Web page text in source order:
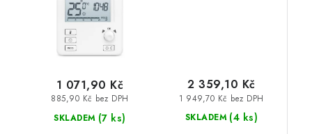
SKLADEM (7 ks)
885,90 Kč bez DPH
1 071,90 Kč
SKLADEM (4 ks)
1 949,70 Kč bez DPH
2 359,10 Kč